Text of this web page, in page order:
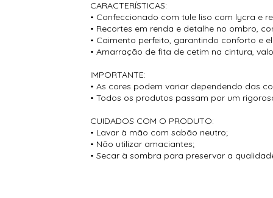
CARACTERÍSTICAS:
• Confeccionado com tule liso com lycra e
• Recortes em renda e detalhe no ombro,
• Caimento perfeito, garantindo conforto e
• Amarração de fita de cetim na cintura,
IMPORTANTE:
• As cores podem variar dependendo das
• Todos os produtos passam por um
CUIDADOS COM O PRODUTO:
• Lavar à mão com sabão neutro;
• Não utilizar amaciantes;
• Secar à sombra para preservar a